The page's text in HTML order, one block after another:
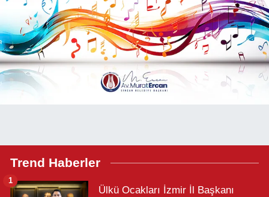
Trend Haberler
Ülkü Ocakları İzmir İl Başkanı
1